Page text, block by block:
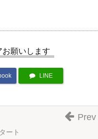
お願いします
LINE
ート
Prev